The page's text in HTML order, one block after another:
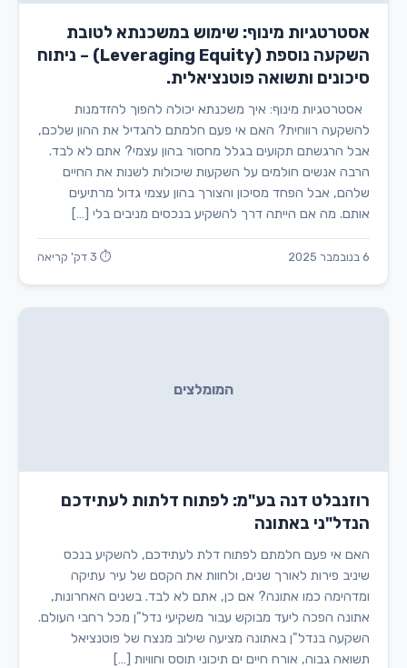
אסטרטגיות מינוף: שימוש במשכנתא לטובת
השקעה נוספת (Leveraging Equity) – ניתוח
סיכונים ותשואה פוטנציאלית.
אסטרטגיות מינוף: איך משכנתא יכולה להפוך להזדמנות
להשקעה רווחית? האם אי פעם חלמתם להגדיל את ההון שלכם,
אבל הרגשתם תקועים בגלל מחסור בהון עצמי? אתם לא לבד.
הרבה אנשים חולמים על השקעות שיכולות לשנות את החיים
שלהם, אבל הפחד מסיכון והצורך בהון עצמי גדול מרתיעים
אותם. מה אם הייתה דרך להשקיע בנכסים מניבים בלי […]
6 בנובמבר 2025 ⏱ 3 דק' קריאה
המומלצים
רוזנבלט דנה בע"מ: לפתוח דלתות לעתידכם
הנדל"ני באתונה
האם אי פעם חלמתם לפתוח דלת לעתידכם, להשקיע בנכס
שיניב פירות לאורך שנים, ולחוות את הקסם של עיר עתיקה
ומדהימה כמו אתונה? אם כן, אתם לא לבד. בשנים האחרונות,
אתונה הפכה ליעד מבוקש עבור משקיעי נדל"ן מכל רחבי העולם.
השקעה בנדל"ן באתונה מציעה שילוב מנצח של פוטנציאל
תשואה גבוה, אורח חיים ים תיכוני תוסס וחוויות […]